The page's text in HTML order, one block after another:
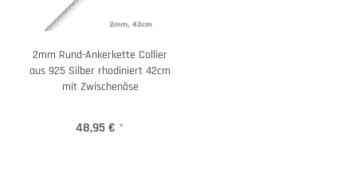
2mm Rund-Ankerkette Collier
aus 925 Silber rhodiniert 42cm
mit Zwischenöse
48,95 € *